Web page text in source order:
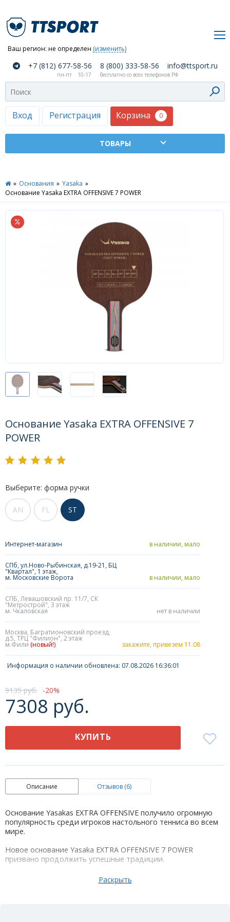
Ваш регион: не определен (изменить)
Вход Регистрация Корзина 0
компании
Как
сделать
заказ
Оплата
доставка
Москва
Дилеры
Контакты
+7 (812) 677-58-56 8 (800) 333-58-56 info@ttsport.ru
пн-пт 10-17 бесплатно со всех телефонов РФ
» Основания » Yasaka »
Основание Yasaka EXTRA OFFENSIVE 7 POWER
Основание Yasaka EXTRA OFFENSIVE 7
POWER
Выберите: форма ручки
AN FL ST
Интернет-магазин в наличии, мало
СПб, ул.Ново-Рыбинская, д.19-21, БЦ
"Квартал", 1 этаж,
м. Московские Ворота в наличии, мало
СПБ, Левашовский пр. 11/7, СК
"Метрострой", 3 этаж
м. Чкаловская нет в наличии
Москва, Багратионовский проезд,
д.5, ТРЦ "Филион", 2 этаж
м.Фили (новый!) закажите, привезем 11.08
Информация о наличии обновлена: 07.08.2026 16:36:01
9135 руб. 20
7308 руб.
КУПИТЬ
Описание Отзывов (6)
Основание Yasakas EXTRA OFFENSIVE получило огромную
популярность среди игроков настольного тенниса во всем
мире.
Новое основание Yasaka EXTRA OFFENSIVE 7 POWER
призвано продолжить успешные традиции.
Жесткие внешние слои сочетаются с внутренними слоями
средней жесткости и тонким слоем карбона, что придает